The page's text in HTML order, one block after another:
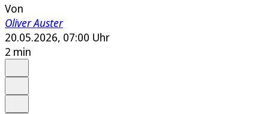
Von
Oliver Auster
20.05.2026, 07:00 Uhr
2 min